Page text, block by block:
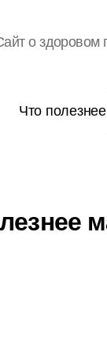
о здоровом
Что полезнее